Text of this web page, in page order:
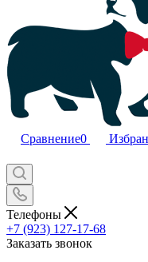
Сравнение0
Телефоны
+7 (923) 127-17-68
Заказать звонок